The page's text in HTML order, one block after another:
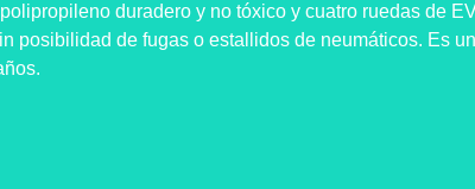
duradero y no tóxico y cuatro ruedas de
posibilidad de fugas o estallidos de neumáticos. Es un